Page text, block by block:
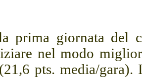
prima giornata del
nel modo
pts. media/